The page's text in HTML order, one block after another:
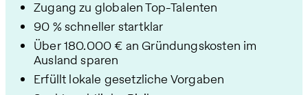
Zugang zu globalen Top-Talenten
90 % schneller startklar
Über 180.000 € an Gründungskosten im
Ausland sparen
Erfüllt lokale gesetzliche Vorgaben